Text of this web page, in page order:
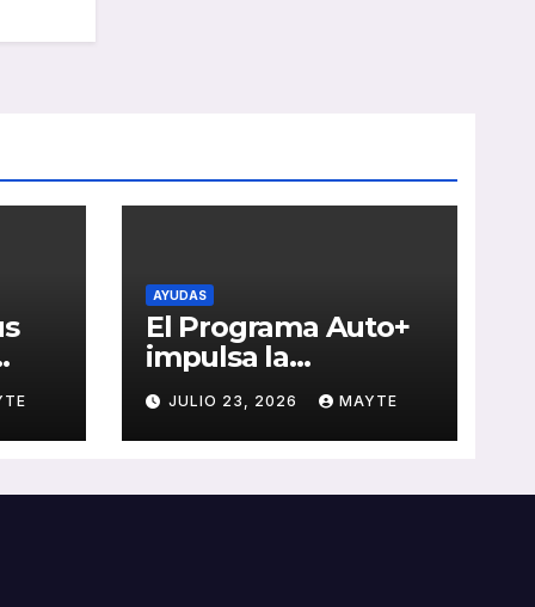
AYUDAS
El Programa Auto+
impulsa la
renovación de flotas
con ayudas a
vehículos eléctricos
JULIO 23, 2026 MAYTE